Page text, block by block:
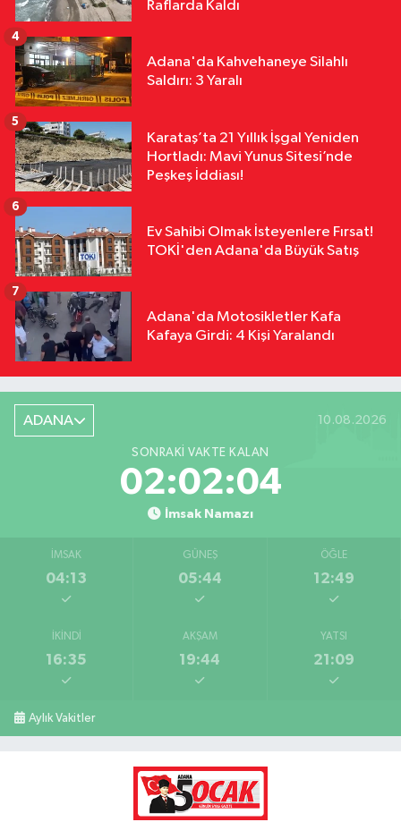
Raflarda Kaldı
Adana'da Kahvehaneye Silahlı
Saldırı: 3 Yaralı
4
Karataş’ta 21 Yıllık İşgal Yeniden
Hortladı: Mavi Yunus Sitesi’nde
Peşkeş İddiası!
5
Ev Sahibi Olmak İsteyenlere Fırsat!
TOKİ'den Adana'da Büyük Satış
6
Adana'da Motosikletler Kafa
Kafaya Girdi: 4 Kişi Yaralandı
7
ADANA 10.08.2026
SONRAKI VAKTE KALAN
02:02:03
İmsak Namazı
İMSAK
04:13
GÜNEŞ
05:44
ÖĞLE
12:49
İKINDI
16:35
AKŞAM
19:44
YATSI
21:09
Aylık Vakitler